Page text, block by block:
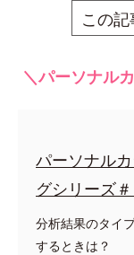
この
＼パーソナル
パーソナル
グシリーズ＃
分析結果のタイ
するときは？